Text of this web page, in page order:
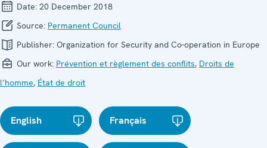
Date: 20 December 2018
Source: Permanent Council
Publisher: Organization for Security and Co-operation in Europe
Our work: Prévention et règlement des conflits, Droits de
l’homme, État de droit
English Français